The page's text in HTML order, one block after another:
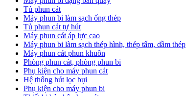
Tủ phun cát
Máy phun bi làm sạch ống thép
Tủ phun cát tự hút
Máy phun cát áp lực cao
Máy phun bi làm sạch thép hình, thép tấm, dầm thép
Máy phun cát phun khuôn
Phòng phun cát, phòng phun bi
Phụ kiện cho máy phun cát
Hệ thống hút lọc bụi
Phụ kiện cho máy phun bi